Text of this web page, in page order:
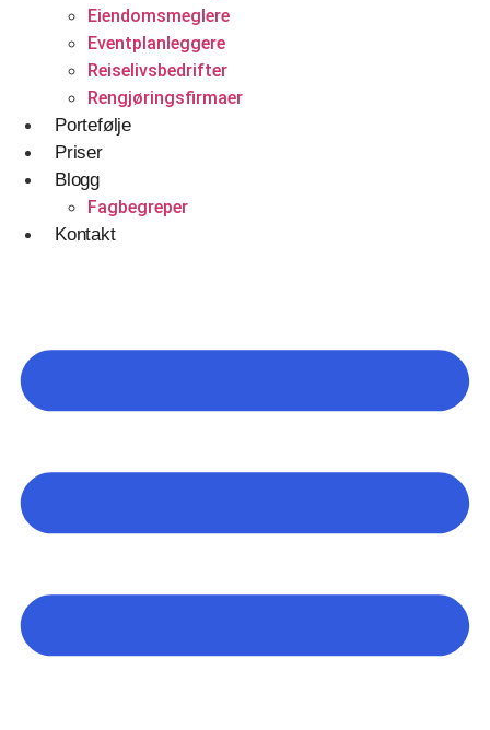
Eiendomsmeglere
Eventplanleggere
Reiselivsbedrifter
Rengjøringsfirmaer
Portefølje
Priser
Blogg
Fagbegreper
Kontakt
BigCommerce
Ønsker du å bygge din tilstedeværelse på nett i
Norge?
Få et tilbud
Eventplanleggere